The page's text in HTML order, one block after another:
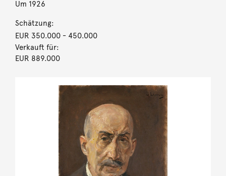
Um 1926
Schätzung:
EUR 350.000- 450.000
Verkauft für:
EUR 889.000